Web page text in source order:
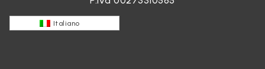
Italiano